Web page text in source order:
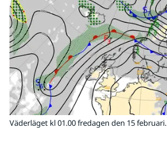
Väderläget kl 01.00 fredagen den 15 februari.